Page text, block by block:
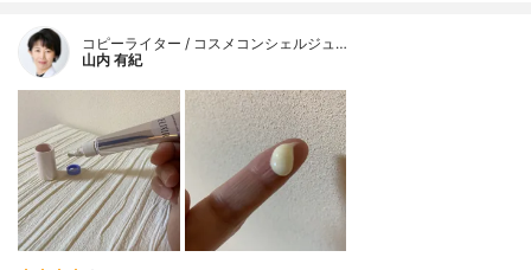
コピーライター / コスメコンシェルジュ…
山内 有紀